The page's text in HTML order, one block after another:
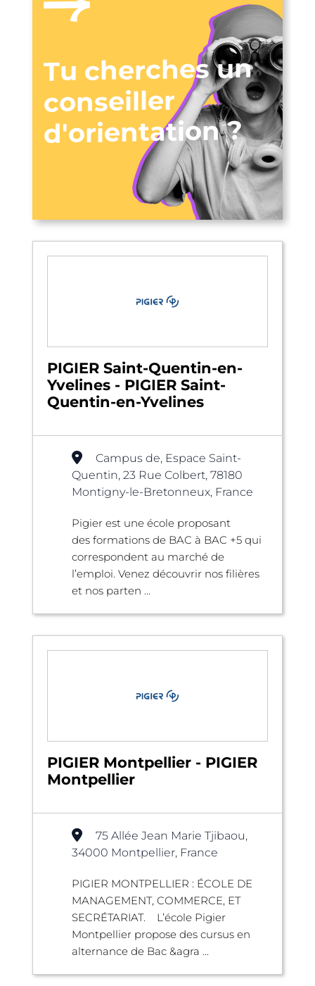
Tu cherches un
conseiller
d'orientation ?
PIGIER Saint-Quentin-en-
Yvelines - PIGIER Saint-
Quentin-en-Yvelines
Campus de, Espace Saint-
Quentin, 23 Rue Colbert, 78180
Montigny-le-Bretonneux, France
Pigier est une école proposant
des formations de BAC à BAC +5 qui
correspondent au marché de
l’emploi. Venez découvrir nos filières
et nos parten ...
PIGIER Montpellier - PIGIER
Montpellier
75 Allée Jean Marie Tjibaou,
34000 Montpellier, France
PIGIER MONTPELLIER : ÉCOLE DE
MANAGEMENT, COMMERCE, ET
SECRÉTARIAT. L’école Pigier
Montpellier propose des cursus en
alternance de Bac &agra ...